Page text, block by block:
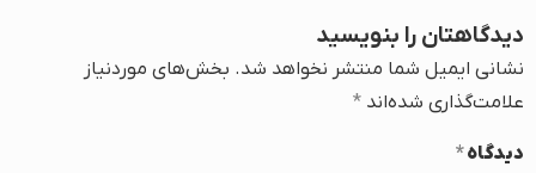
دیدگاهتان را بنویسید
نشانی ایمیل شما منتشر نخواهد شد. بخش‌های موردنیاز
علامت‌گذاری شده‌اند *
دیدگاه*